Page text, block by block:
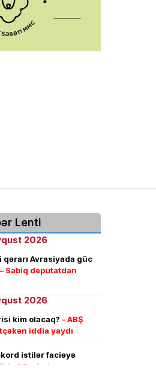
Lenti
2026
qərarı Avrasiyada güc
– Sabiq deputatdan
2026
kim olacaq? - ABŞ
iddia yaydı
istilər faciəyə
25 mindən çox